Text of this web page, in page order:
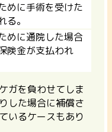
めに手術を受けた
。
めに通院した場合
険金が支払われ
ガを負わせてしま
した場合に補償さ
いるケースもあり